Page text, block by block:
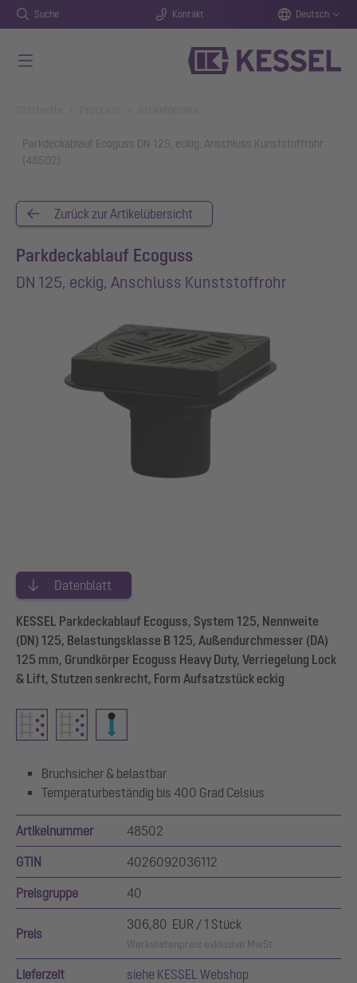
Suche Kontakt Deutsch
Parkdeckablauf Ecoguss DN 125, eckig, Anschluss Kunststoffrohr
(48502)
Zurück zur Artikelübersicht
Parkdeckablauf Ecoguss
DN 125, eckig, Anschluss Kunststoffrohr
Datenblatt
KESSEL Parkdeckablauf Ecoguss, System 125, Nennweite
(DN) 125, Belastungsklasse B 125, Außendurchmesser (DA)
125 mm, Grundkörper Ecoguss Heavy Duty, Verriegelung Lock
& Lift, Stutzen senkrecht, Form Aufsatzstück eckig
Bruchsicher & belastbar
Temperaturbeständig bis 400 Grad Celsius
Artikelnummer 48502
GTIN 4026092036112
Preisgruppe 40
Preis
306,80 EUR / 1 Stück
Werkslistenpreis exklusive MwSt.
Lieferzeit siehe KESSEL Webshop